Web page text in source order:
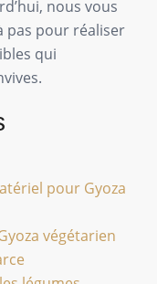
nous vous
pas pour réaliser
qui
pour Gyoza
végétarien